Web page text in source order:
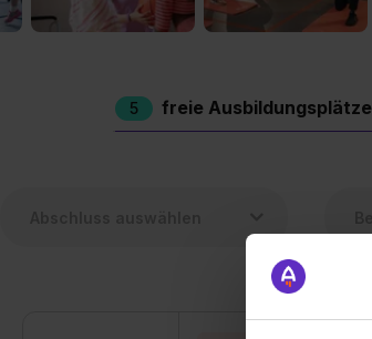
5 freie Ausbildungsplätze